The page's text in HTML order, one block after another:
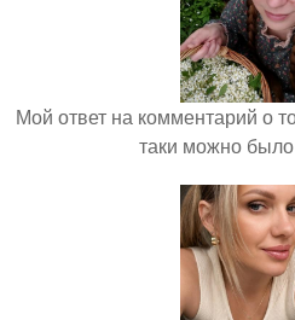
Мой ответ на комментарий о
таки можно